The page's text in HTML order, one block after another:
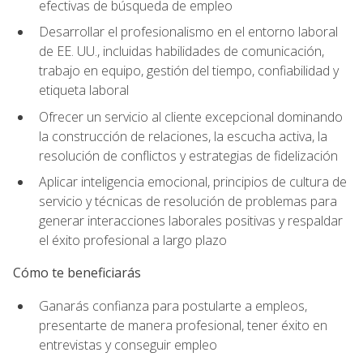
efectivas de búsqueda de empleo
Desarrollar el profesionalismo en el entorno laboral
de EE. UU., incluidas habilidades de comunicación,
trabajo en equipo, gestión del tiempo, confiabilidad y
etiqueta laboral
Ofrecer un servicio al cliente excepcional dominando
la construcción de relaciones, la escucha activa, la
resolución de conflictos y estrategias de fidelización
Aplicar inteligencia emocional, principios de cultura de
servicio y técnicas de resolución de problemas para
generar interacciones laborales positivas y respaldar
el éxito profesional a largo plazo
Cómo te beneficiarás
Ganarás confianza para postularte a empleos,
presentarte de manera profesional, tener éxito en
entrevistas y conseguir empleo